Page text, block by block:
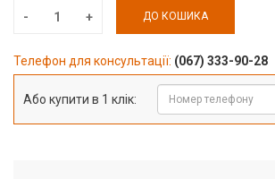
ДО КОШИКА
Телефон для консультації: (067) 333-90-28
Або купити в 1 клік: